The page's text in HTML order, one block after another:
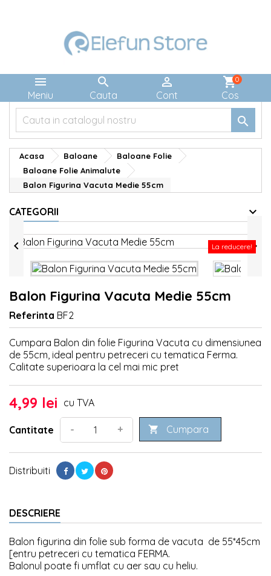

Meniu

Cauta

Cont
shopping_cart
Cos
0

Acasa Baloane
Baloane Folie
Baloane Folie Animalute
Balon Figurina Vacuta Medie 55cm
CATEGORII
La reducere!
 
Balon Figurina Vacuta Medie 55cm
Referinta BF2
Cumpara Balon din folie Figurina Vacuta cu dimensiunea
de 55cm, ideal pentru petreceri cu tematica Ferma.
Calitate superioara la cel mai mic pret
4,99 lei cu TVA
Cantitate - +  Cumpara
Distribuiti
DESCRIERE
Balon figurina din folie sub forma de vacuta de 55*45cm
[entru petreceri cu tematica FERMA.
Balonul poate fi umflat cu aer sau cu heliu.